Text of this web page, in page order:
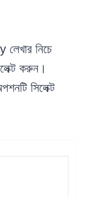
নিচে
করুন।
সিলেক্ট